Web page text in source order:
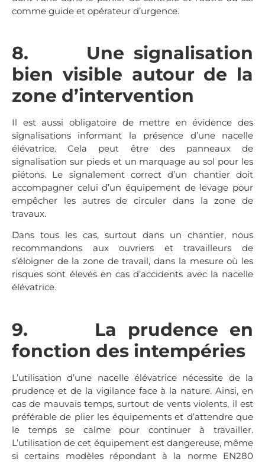
comme guide et opérateur d’urgence.
8. Une signalisation
bien visible autour de la
zone d’intervention
Il est aussi obligatoire de mettre en évidence des
signalisations informant la présence d’une nacelle
élévatrice. Cela peut être des panneaux de
signalisation sur pieds et un marquage au sol pour les
piétons. Le signalement correct d’un chantier doit
accompagner celui d’un équipement de levage pour
empêcher les autres de circuler dans la zone de
travaux.
Dans tous les cas, surtout dans un chantier, nous
recommandons aux ouvriers et travailleurs de
s’éloigner de la zone de travail, dans la mesure où les
risques sont élevés en cas d’accidents avec la nacelle
élévatrice.
9. La prudence en
fonction des intempéries
L’utilisation d’une nacelle élévatrice nécessite de la
prudence et de la vigilance face à la nature. Ainsi, en
cas de mauvais temps, surtout de vents violents, il est
préférable de plier les équipements et d’attendre que
le temps se calme pour continuer à travailler.
L’utilisation de cet équipement est dangereuse, même
si certains modèles répondant à la norme EN280